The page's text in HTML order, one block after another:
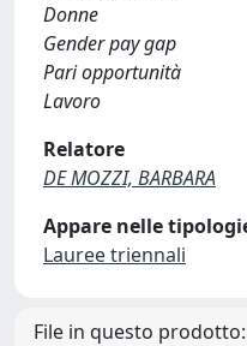
Donne
Gender pay gap
Pari opportunità
Lavoro
Relatore
DE MOZZI, BARBARA
Appare nelle
Lauree triennali
File in questo prodotto: